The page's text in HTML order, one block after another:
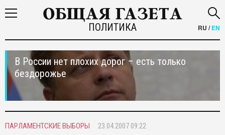
ПОЛИТИКА RU /EN
В России нет плохих дорог – есть только
бездорожье
ПАРЛАМЕНТСКИЕ ВЫБОРЫ 23.04.2007 09:22